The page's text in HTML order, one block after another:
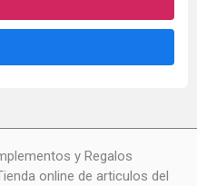
y Regalos
online de articulos del